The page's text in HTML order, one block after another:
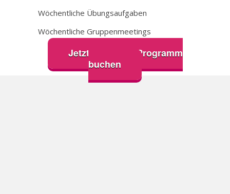
Wöchentliche Übungsaufgaben
Wöchentliche Gruppenmeetings
Jetzt Coaching Programm
buchen